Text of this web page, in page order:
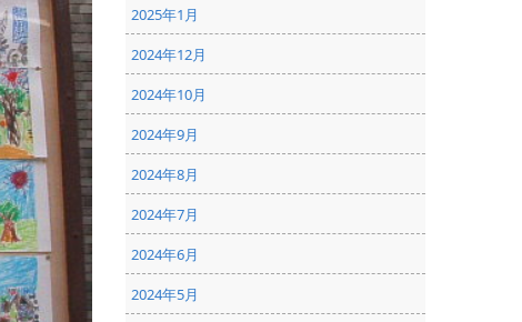
2025年1月
2024年12月
2024年10月
2024年9月
2024年8月
2024年7月
2024年6月
2024年5月